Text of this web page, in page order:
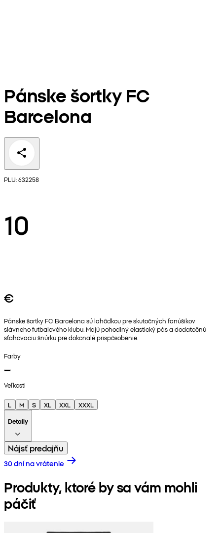
Pánske šortky FC
Barcelona
PLU: 632258
10
€
Pánske šortky FC Barcelona sú lahôdkou pre skutočných fanúšikov
slávneho futbalového klubu. Majú pohodlný elastický pás a dodatočnú
sťahovaciu šnúrku pre dokonalé prispôsobenie.
Farby
Veľkosti
L M S XL XXL
XXXL
Detaily
Nájsť predajňu
30 dní na vrátenie
Produkty, ktoré by sa vám mohli
páčiť